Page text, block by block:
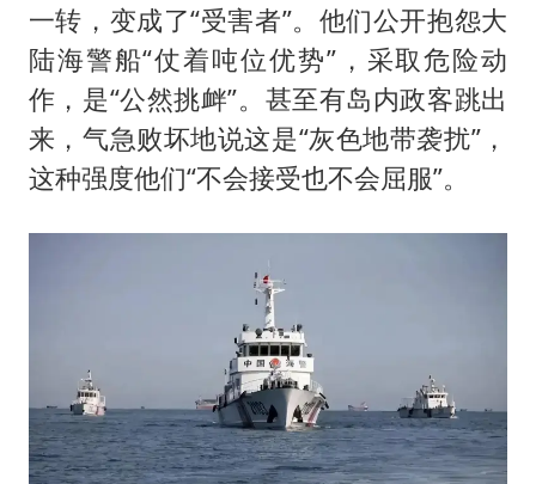
一转，变成了“受害者”。他们公开抱怨大
陆海警船“仗着吨位优势”，采取危险动
作，是“公然挑衅”。甚至有岛内政客跳出
来，气急败坏地说这是“灰色地带袭扰”，
这种强度他们“不会接受也不会屈服”。